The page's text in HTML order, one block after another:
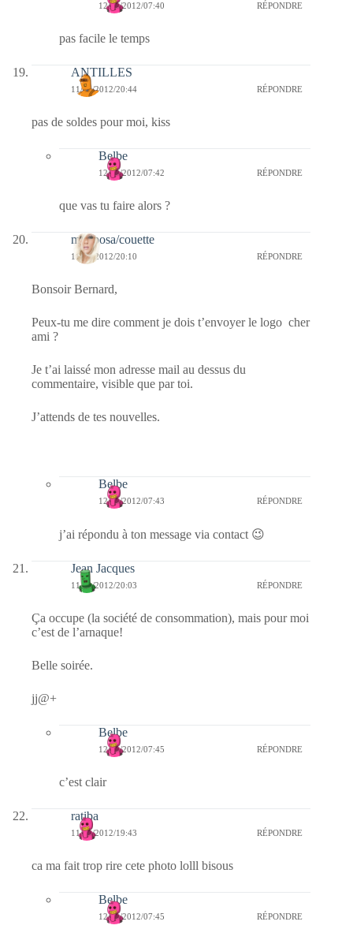
12/01/2012/07:40 RÉPONDRE
pas facile le temps
ANTILLES
11/01/2012/20:44 RÉPONDRE
pas de soldes pour moi, kiss
Belbe
12/01/2012/07:42 RÉPONDRE
que vas tu faire alors ?
mariposa/couette
11/01/2012/20:10 RÉPONDRE
Bonsoir Bernard,
Peux-tu me dire comment je dois t’envoyer le logo cher
ami ?
Je t’ai laissé mon adresse mail au dessus du
commentaire, visible que par toi.
J’attends de tes nouvelles.
Belbe
12/01/2012/07:43 RÉPONDRE
j’ai répondu à ton message via contact 😉
Jean Jacques
11/01/2012/20:03 RÉPONDRE
Ça occupe (la société de consommation), mais pour moi
c’est de l’arnaque!
Belle soirée.
jj@+
Belbe
12/01/2012/07:45 RÉPONDRE
c’est clair
ratiba
11/01/2012/19:43 RÉPONDRE
ca ma fait trop rire cete photo lolll bisous
Belbe
12/01/2012/07:45 RÉPONDRE